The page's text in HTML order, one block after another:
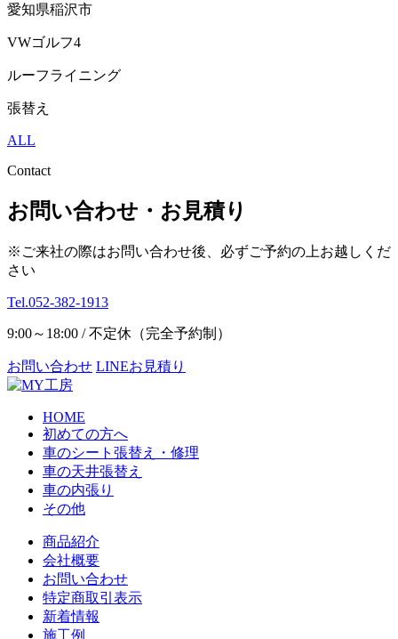
愛知県稲沢市
VWゴルフ4
ルーフライニング
張替え
ALL
Contact
お問い合わせ・お見積り
※ご来社の際はお問い合わせ後、必ずご予約の上お越しくだ
さい
Tel.052-382-1913
9:00～18:00 / 不定休（完全予約制）
お問い合わせ LINEお見積り
HOME
初めての方へ
車のシート張替え・修理
車の天井張替え
車の内張り
その他
商品紹介
会社概要
お問い合わせ
特定商取引表示
新着情報
施工例